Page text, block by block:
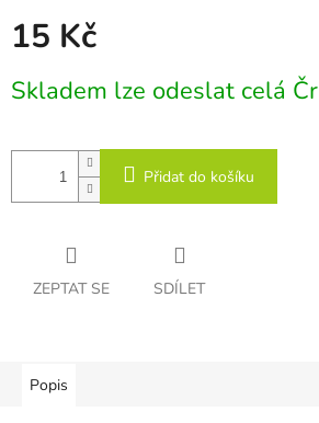
15 Kč
cena:
Skladem lze odeslat celá Čr
Přidat do košíku
ZEPTAT SE SDÍLET
Popis